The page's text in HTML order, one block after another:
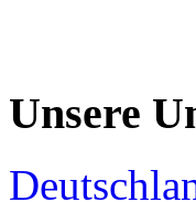
Unsere